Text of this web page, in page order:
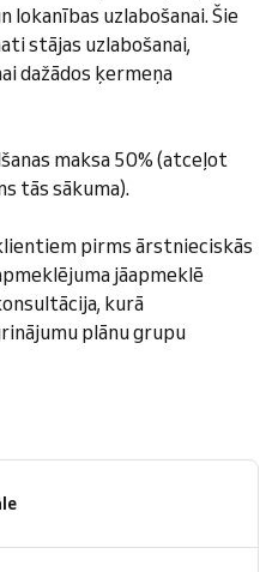
lokanības uzlabošanai. Šie
stājas uzlabošanai,
dažādos ķermeņa
maksa 50% (atceļot
tās sākuma).
pirms ārstnieciskās
jāapmeklē
kurā
plānu grupu